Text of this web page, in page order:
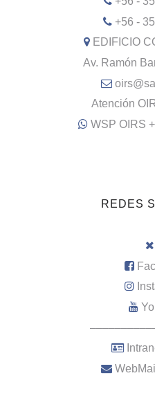
+56 -
EDIFICIO
Av. Ramón
Atención
WSP OIRS
REDES